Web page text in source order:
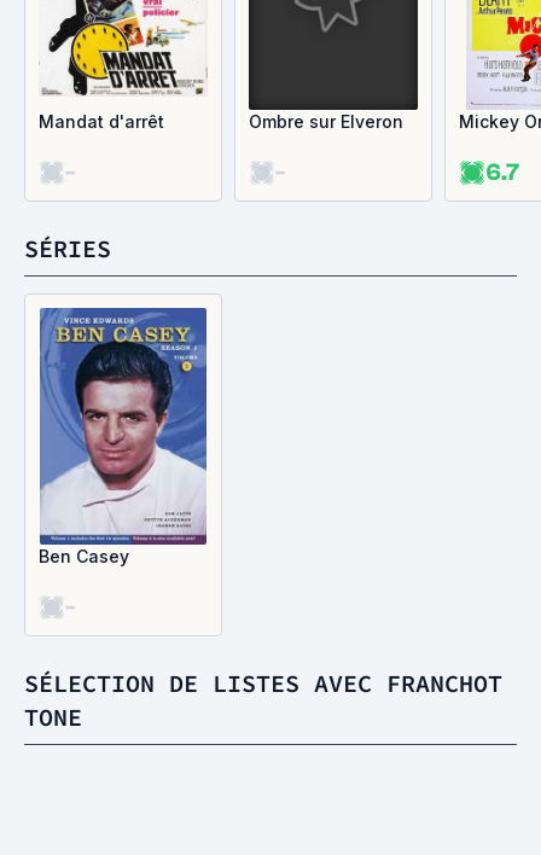
Mandat d'arrêt
-
Ombre sur Elveron
-
Mickey
6.7
SÉRIES
Ben Casey
-
SÉLECTION DE LISTES AVEC FRANCHOT
TONE